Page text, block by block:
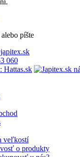
píšte
060
Hattas.sk
veľkostí
o produkty